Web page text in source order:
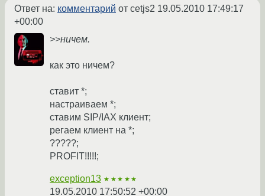
Ответ на: комментарий от cetjs2 19.05.2010 17:49:17
+00:00
>>ничем.
как это ничем?
ставит *;
настраиваем *;
ставим SIP/IAX клиент;
регаем клиент на *;
?????;
PROFIT!!!!!;
exception13 ★★★★★
19.05.2010 17:50:52 +00:00